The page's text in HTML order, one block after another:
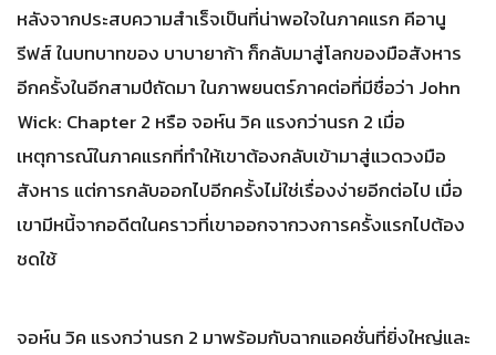
หลังจากประสบความสำเร็จเป็นที่น่าพอใจในภาคแรก คีอานู
รีฟส์ ในบทบาทของ บาบายาก้า ก็กลับมาสู่โลกของมือสังหาร
อีกครั้งในอีกสามปีถัดมา ในภาพยนตร์ภาคต่อที่มีชื่อว่า John
Wick: Chapter 2 หรือ จอห์น วิค แรงกว่านรก 2 เมื่อ
เหตุการณ์ในภาคแรกที่ทำให้เขาต้องกลับเข้ามาสู่แวดวงมือ
สังหาร แต่การกลับออกไปอีกครั้งไม่ใช่เรื่องง่ายอีกต่อไป เมื่อ
เขามีหนี้จากอดีตในคราวที่เขาออกจากวงการครั้งแรกไปต้อง
ชดใช้
จอห์น วิค แรงกว่านรก 2 มาพร้อมกับฉากแอคชั่นที่ยิ่งใหญ่และ